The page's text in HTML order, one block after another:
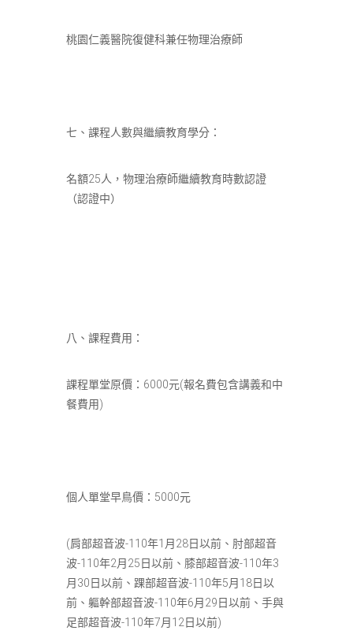
桃園仁義醫院復健科兼任物理治療師
七、課程人數與繼續教育學分：
名額25人，物理治療師繼續教育時數認證
（認證中）
八、課程費用：
課程單堂原價：6000元(報名費包含講義和中
餐費用)
個人單堂早鳥價：5000元
(肩部超音波-110年1月28日以前、肘部超音
波-110年2月25日以前、膝部超音波-110年3
月30日以前、踝部超音波-110年5月18日以
前、軀幹部超音波-110年6月29日以前、手與
足部超音波-110年7月12日以前)